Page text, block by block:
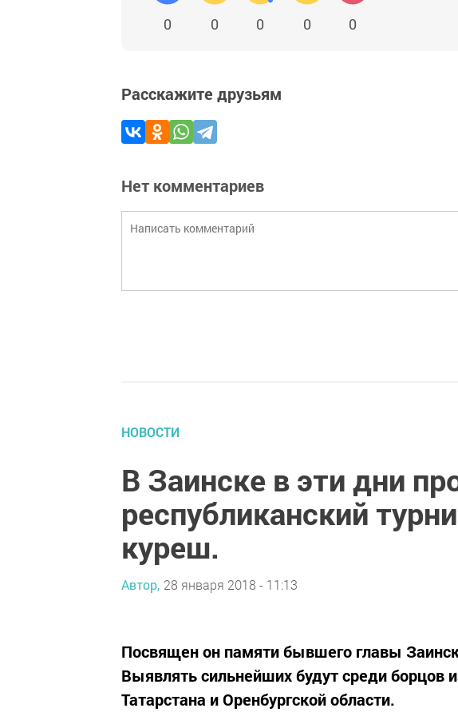
0 0 0 0 0
Расскажите друзьям
Нет комментариев
НОВОСТИ
В Заинске в эти дни
республиканский
куреш.
Автор, 28 января 2018 - 11:13
Посвящен он памяти бывшего главы
Выявлять сильнейших будут среди борцов
Татарстана и Оренбургской области.